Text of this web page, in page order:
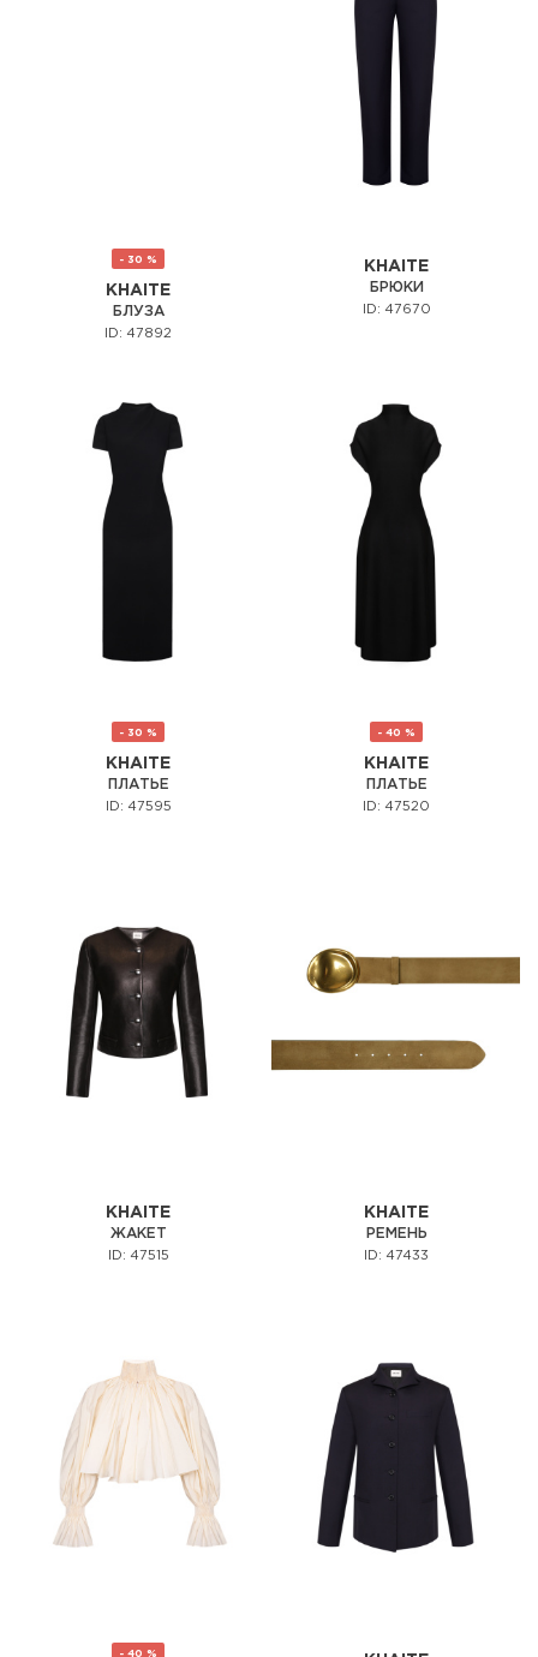
- 30 %
KHAITE
БЛУЗА
ID: 47892
KHAITE
БРЮКИ
ID: 47670
- 30 %
KHAITE
ПЛАТЬЕ
ID: 47595
- 40 %
KHAITE
ПЛАТЬЕ
ID: 47520
KHAITE
ЖАКЕТ
ID: 47515
KHAITE
РЕМЕНЬ
ID: 47433
- 40 %